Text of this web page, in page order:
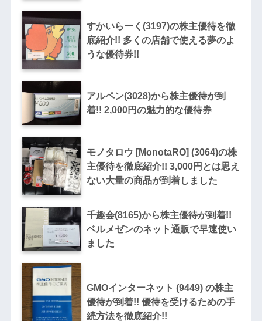
すかいらーく(3197)の株主優待を徹
底紹介!! 多くの店舗で使える夢のよ
うな優待券!!
アルペン(3028)から株主優待が到
着!! 2,000円の魅力的な優待券
モノタロウ [MonotaRO] (3064)の株
主優待を徹底紹介!! 3,000円とは思え
ない大量の商品が到着しました
千趣会(8165)から株主優待が到着!!
ベルメゼンのネット通販で早速使い
ました
GMOインターネット (9449) の株主
優待が到着!! 優待を受けるための手
続方法を徹底紹介!!